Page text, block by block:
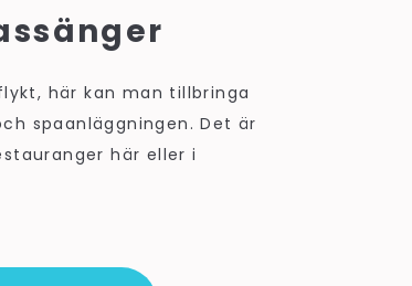
här kan man tillbringa
spaanläggningen. Det är
här eller i